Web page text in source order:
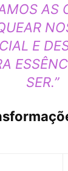
AS
E
SER.”